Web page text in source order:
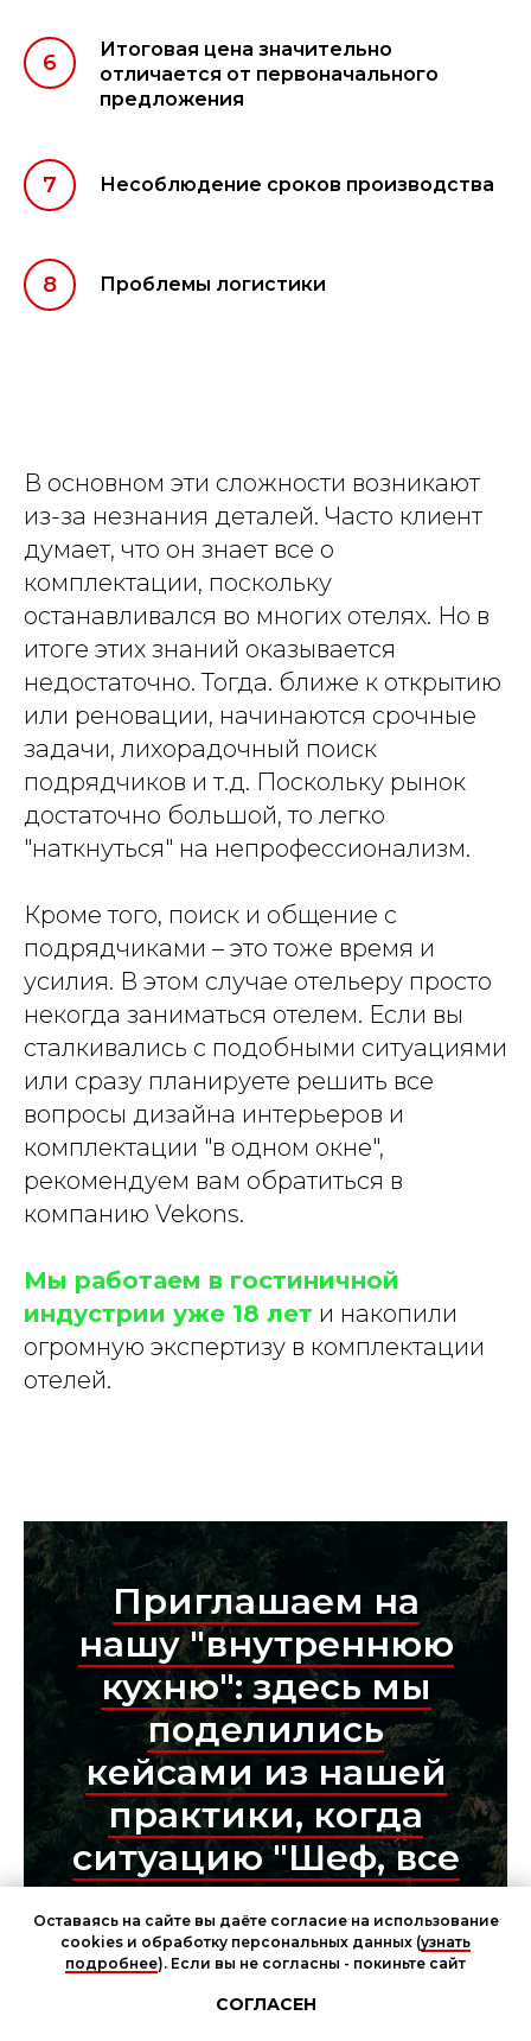
Итоговая цена значительно
отличается от первоначального
предложения
Несоблюдение сроков производства
Проблемы логистики
В основном эти сложности возникают
из-за незнания деталей. Часто клиент
думает, что он знает все о
комплектации, поскольку
останавливался во многих отелях. Но в
итоге этих знаний оказывается
недостаточно. Тогда. ближе к открытию
или реновации, начинаются срочные
задачи, лихорадочный поиск
подрядчиков и т.д. Поскольку рынок
достаточно большой, то легко
"наткнуться" на непрофессионализм.
Кроме того, поиск и общение с
подрядчиками – это тоже время и
усилия. В этом случае отельеру просто
некогда заниматься отелем. Если вы
сталкивались с подобными ситуациями
или сразу планируете решить все
вопросы дизайна интерьеров и
комплектации "в одном окне",
рекомендуем вам обратиться в
компанию Vekons.
Мы работаем в гостиничной
индустрии уже 18 лет и накопили
огромную экспертизу в комплектации
отелей.
Приглашаем на
нашу "внутреннюю
кухню": здесь мы
поделились
кейсами из нашей
практики, когда
ситуацию "Шеф, все
пропало!" мы
исправляли
буквально за день
Оставаясь на сайте вы даёте согласие на использование
cookies и обработку персональных данных (узнать
подробнее). Если вы не согласны - покиньте сайт
СОГЛАСЕН